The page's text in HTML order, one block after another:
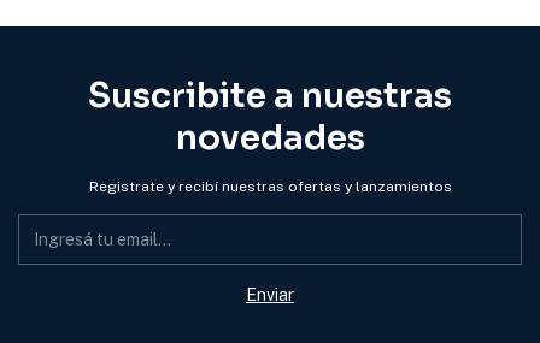
Suscribite a nuestras
novedades
Registrate y recibí nuestras ofertas y lanzamientos